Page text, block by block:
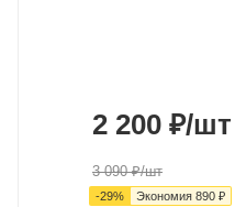
2 200 ₽/шт
3 090₽/шт
-29% Экономия 890 ₽